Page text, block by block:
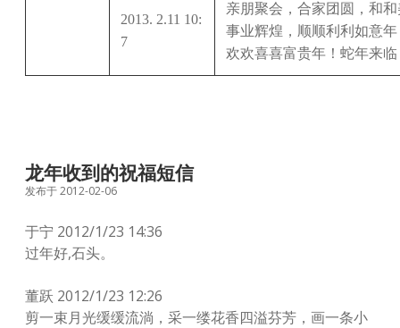
2013. 2.11 10:
7
亲朋聚会，合家团圆，和
事业辉煌，顺顺利利如意
欢欢喜喜富贵年！蛇年来
龙年收到的祝福短信
发布于 2012-02-06
于宁 2012/1/23 14:36
过年好,石头。
董跃 2012/1/23 12:26
剪一束月光缓缓流淌，采一缕花香四溢芬芳，画一条小